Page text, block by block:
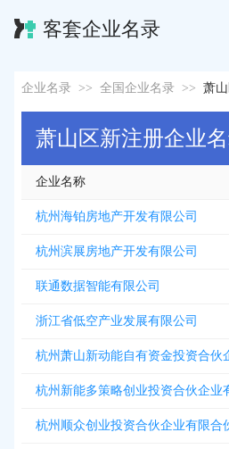
客套企业名录
企业名录 >> 全国企业名录 >> 萧
萧山区新注册企业
企业名称
杭州海铂房地产开发有限公司
杭州滨展房地产开发有限公司
联通数据智能有限公司
浙江省低空产业发展有限公司
杭州萧山新动能自有资金投资合伙
杭州新能多策略创业投资合伙企业
杭州顺众创业投资合伙企业有限合